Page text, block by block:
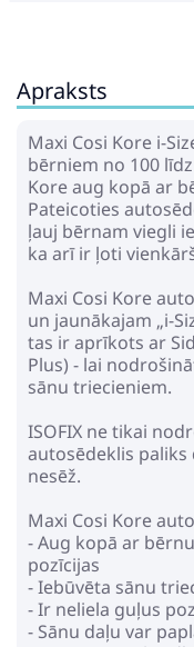
Apraksts
Maxi Cosi Kore i-
bērniem no 100
Kore aug kopā ar
Pateicoties
ļauj bērnam viegli
ka arī ir ļoti
Maxi Cosi Kore
un jaunākajam „i-
tas ir aprīkots ar
Plus) - lai
sānu triecieniem.
ISOFIX ne tikai
autosēdeklis paliks
nesēž.
Maxi Cosi Kore
- Aug kopā ar
pozīcijas
- Iebūvēta sānu
- Ir neliela guļus
- Sānu daļu var